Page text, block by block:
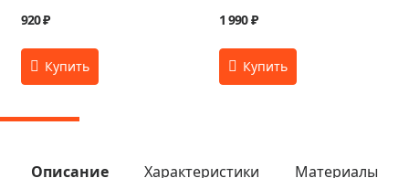
920 ₽ 1 990 ₽
Описание Характеристики Материалы